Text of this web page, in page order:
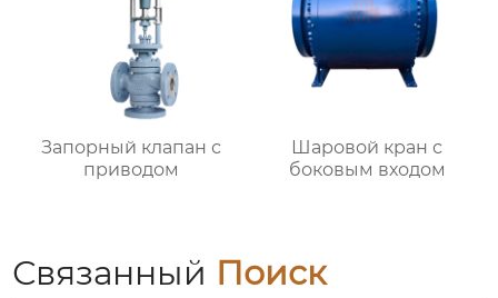
Запорный клапан с
приводом
Шаровой кран с
боковым входом
Связанный Поиск